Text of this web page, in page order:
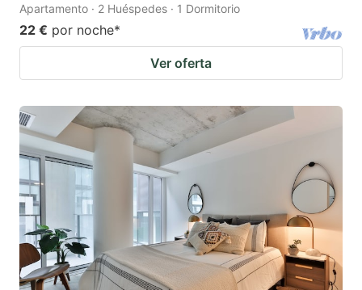
Apartamento · 2 Huéspedes · 1 Dormitorio
22 € por noche*
Ver oferta